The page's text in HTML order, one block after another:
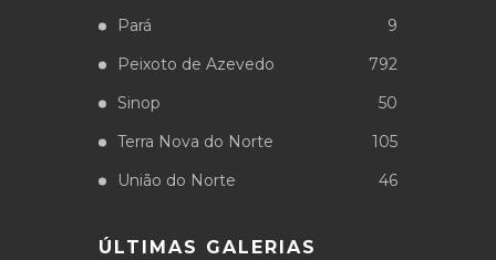
Pará
9
Peixoto de Azevedo
792
Sinop
50
Terra Nova do Norte
105
União do Norte
46
ÚLTIMAS GALERIAS